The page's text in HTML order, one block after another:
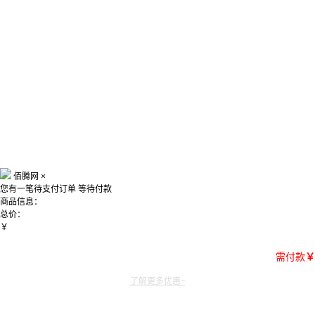
佰腾网 ×
您有一笔待支付订单 等待付款
商品信息：
总价：
￥
需付款￥
了解更多优惠~